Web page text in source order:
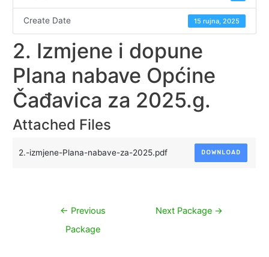
Create Date 15 rujna, 2025
2. Izmjene i dopune
Plana nabave Općine
Čađavica za 2025.g.
Attached Files
2.-izmjene-Plana-nabave-za-2025.pdf DOWNLOAD
Navigacija
← Previous
Package
Next Package →